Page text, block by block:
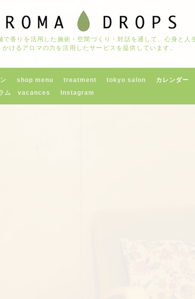
香りを活用した施術・空間づくり・対話を通して、心身と人
かけるアロマの力を活用したサービスを提供しています。
shop menu treatment tokyo salon カレンダー
ム vacances Instagram